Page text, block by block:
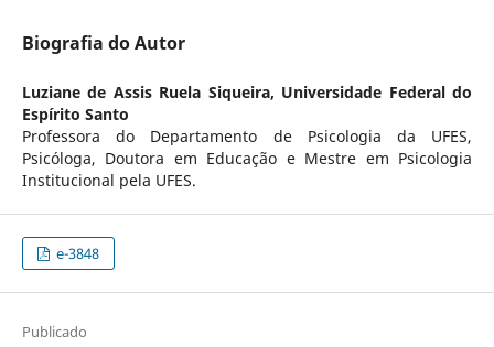
Biografia do Autor
Luziane de Assis Ruela Siqueira, Universidade Federal do
Espírito Santo
Professora do Departamento de Psicologia da UFES,
Psicóloga, Doutora em Educação e Mestre em Psicologia
Institucional pela UFES.
e-3848
Publicado